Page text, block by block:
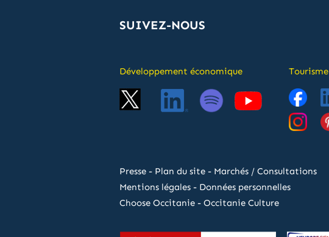
SUIVEZ-NOUS
Développement économique Tourisme
Presse - Plan du site - Marchés / Consultations
Mentions légales - Données personnelles
Choose Occitanie - Occitanie Culture